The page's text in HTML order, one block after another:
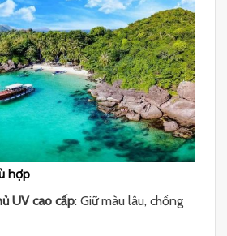
hợp
UV cao cấp: Giữ màu lâu, chống